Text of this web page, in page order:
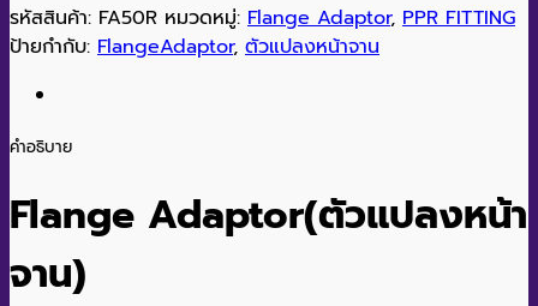
รหัสสินค้า: FA50R หมวดหมู่: Flange Adaptor, PPR FITTING
ป้ายกำกับ: FlangeAdaptor, ตัวแปลงหน้าจาน
คำอธิบาย
Flange Adaptor(ตัวแปลงหน้า
จาน)